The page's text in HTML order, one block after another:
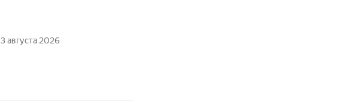
3 августа 2026